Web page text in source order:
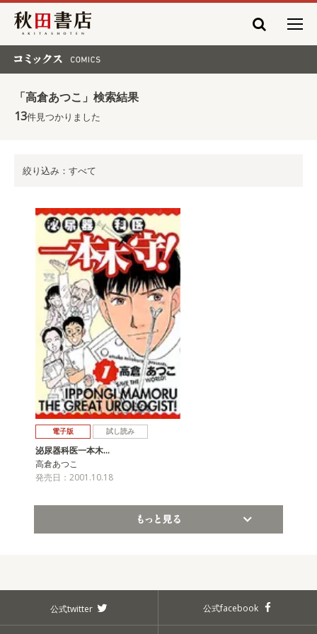
秋田書店
「高倉あつこ」検索結果
13件見つかりました
絞り込み：すべて
電子版 試し読み
泌尿器科医一本木…
高倉あつこ
発売日：2001.10.18
公式twitter 公式facebook